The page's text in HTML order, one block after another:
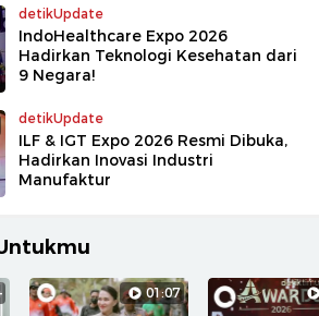
detikUpdate
IndoHealthcare Expo 2026
Hadirkan Teknologi Kesehatan dari
9 Negara!
detikUpdate
ILF & IGT Expo 2026 Resmi Dibuka,
Hadirkan Inovasi Industri
Manufaktur
01:07